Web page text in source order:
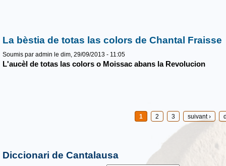
La bèstia de totas las colors de Chantal Fraisse
Soumis par admin le dim, 29/09/2013 - 11:05
L'aucèl de totas las colors o Moissac abans la Revolucion
1 2 3 suivant ›
Diccionari de Cantalausa